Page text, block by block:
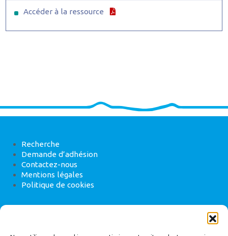
Accéder à la ressource
Recherche
Demande d’adhésion
Contactez-nous
Mentions légales
Politique de cookies